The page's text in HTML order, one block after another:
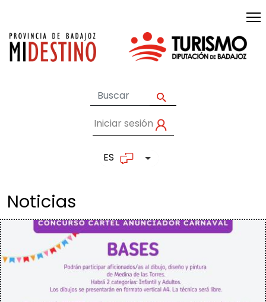
User account
Iniciar sesión
ES Lista adicional de
Noticias